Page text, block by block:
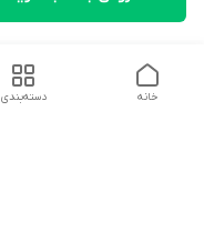
دسته‌بندی خانه